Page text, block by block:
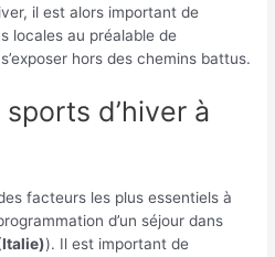
il est alors important de
locales au préalable de
hors des chemins battus.
d’hiver à
facteurs les plus essentiels à
d’un séjour dans
). Il est important de